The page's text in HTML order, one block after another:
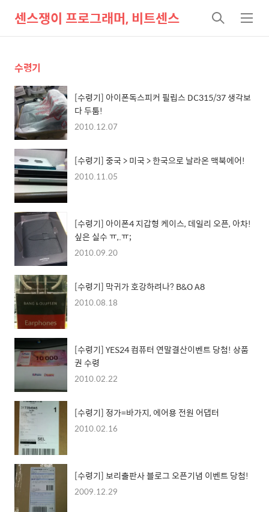
센스쟁이 프로그래머, 비트센스
검
색
메
뉴
수령기
[수령기] 아이폰독스피커 필립스 DC315/37 생각보
다 두툼!
2010.12.07
[수령기] 중국 > 미국 > 한국으로 날라온 맥북에어!
2010.11.05
[수령기] 아이폰4 지갑형 케이스, 데일리 오픈, 아차!
싶은 실수 ㅠ,.ㅠ;
2010.09.20
[수령기] 막귀가 호강하려나? B&O A8
2010.08.18
[수령기] YES24 컴퓨터 연말결산이벤트 당첨! 상품
권 수령
2010.02.22
[수령기] 정가=바가지, 에어용 전원 어댑터
2010.02.16
[수령기] 보리출판사 블로그 오픈기념 이벤트 당첨!
2009.12.29